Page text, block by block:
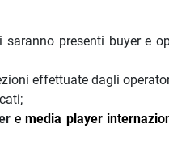
saranno presenti buyer e
effettuate dagli
emedia player